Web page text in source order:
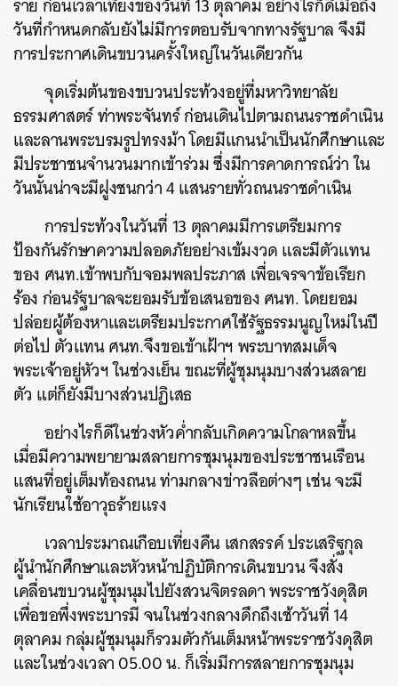
วันที่กำหนดกลับยังไม่มีการตอบรับจากทางรัฐบาล จึงมี
การประกาศเดินขบวนครั้งใหญ่ในวันเดียวกัน
จุดเริ่มต้นของขบวนประท้วงอยู่ที่มหาวิทยาลัย
ธรรมศาสตร์ ท่าพระจันทร์ ก่อนเดินไปตามถนนราชดำเนิน
และลานพระบรมรูปทรงม้า โดยมีแกนนำเป็นนักศึกษาและ
มีประชาชนจำนวนมากเข้าร่วม ซึ่งมีการคาดการณ์ว่า ใน
วันนั้นน่าจะมีฝูงชนกว่า 4 แสนรายทั่วถนนราชดำเนิน
การประท้วงในวันที่ 13 ตุลาคมมีการเตรียมการ
ป้องกันรักษาความปลอดภัยอย่างเข้มงวด และมีตัวแทน
ของ ศนท.เข้าพบกับจอมพลประภาส เพื่อเจรจาข้อเรียก
ร้อง ก่อนรัฐบาลจะยอมรับข้อเสนอของ ศนท. โดยยอม
ปล่อยผู้ต้องหาและเตรียมประกาศใช้รัฐธรรมนูญใหม่ในปี
ต่อไป ตัวแทน ศนท.จึงขอเข้าเฝ้าฯ พระบาทสมเด็จ
พระเจ้าอยู่หัวฯ ในช่วงเย็น ขณะที่ผู้ชุมนุมบางส่วนสลาย
ตัว แต่ก็ยังมีบางส่วนปฏิเสธ
อย่างไรก็ดีในช่วงหัวค่ำกลับเกิดความโกลาหลขึ้น
เมื่อมีความพยายามสลายการชุมนุมของประชาชนเรือน
แสนที่อยู่เต็มท้องถนน ท่ามกลางข่าวลือต่างๆ เช่น จะมี
นักเรียนใช้อาวุธร้ายแรง
เวลาประมาณเกือบเที่ยงคืน เสกสรรค์ ประเสริฐกุล
ผู้นำนักศึกษาและหัวหน้าปฏิบัติการเดินขบวน จึงสั่ง
เคลื่อนขบวนผู้ชุมนุมไปยังสวนจิตรลดา พระราชวังดุสิต
เพื่อขอพึ่งพระบารมี จนในช่วงกลางดึกถึงเช้าวันที่ 14
ตุลาคม กลุ่มผู้ชุมนุมก็รวมตัวกันเต็มหน้าพระราชวังดุสิต
และในช่วงเวลา 05.00 น. ก็เริ่มมีการสลายการชุมนุม
ค้นหา
SHARE TWEET LINE EMAIL